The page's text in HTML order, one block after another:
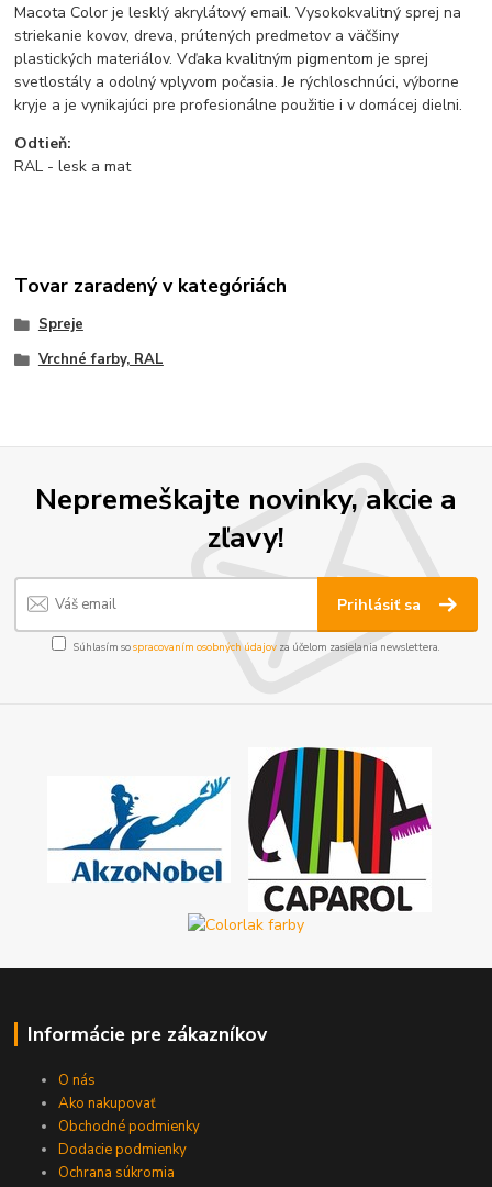
Macota Color je lesklý akrylátový email. Vysokokvalitný sprej na
striekanie kovov, dreva, prútených predmetov a väčšiny
plastických materiálov. Vďaka kvalitným pigmentom je sprej
svetlostály a odolný vplyvom počasia. Je rýchloschnúci, výborne
kryje a je vynikajúci pre profesionálne použitie i v domácej dielni.
Odtieň:
RAL - lesk a mat
Tovar zaradený v kategóriách
Spreje
Vrchné farby, RAL
Nepremeškajte novinky, akcie a
zľavy!
Prihlásiť sa
Súhlasím sospracovaním osobných údajov za účelom zasielania newslettera.
Informácie pre zákazníkov
O nás
Ako nakupovať
Obchodné podmienky
Dodacie podmienky
Ochrana súkromia